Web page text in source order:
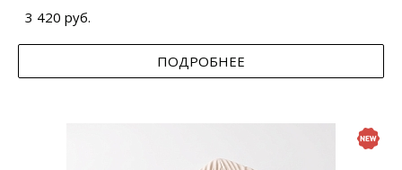
3 420 руб.
ПОДРОБНЕЕ